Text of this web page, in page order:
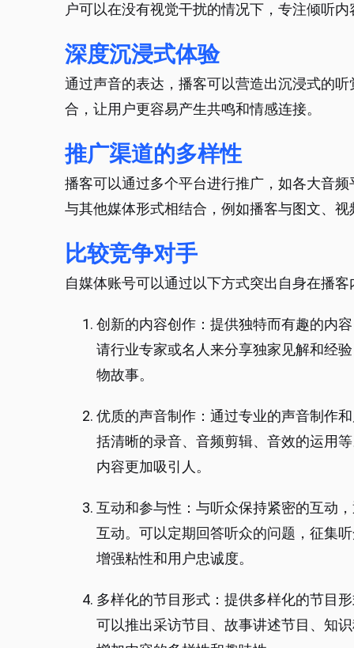
户可以在没有视觉干扰的情况下，专注倾听
深度沉浸式体验
通过声音的表达，播客可以营造出沉浸式的
合，让用户更容易产生共鸣和情感连接。
推广渠道的多样性
播客可以通过多个平台进行推广，如各大音
与其他媒体形式相结合，例如播客与图文、
比较竞争对手
自媒体账号可以通过以下方式突出自身在播
创新的内容创作：提供独特而有趣的内
请行业专家或名人来分享独家见解和经
物故事。
优质的声音制作：通过专业的声音制作
括清晰的录音、音频剪辑、音效的运用
内容更加吸引人。
互动和参与性：与听众保持紧密的互动
互动。可以定期回答听众的问题，征集
增强粘性和用户忠诚度。
多样化的节目形式：提供多样化的节目
可以推出采访节目、故事讲述节目、知